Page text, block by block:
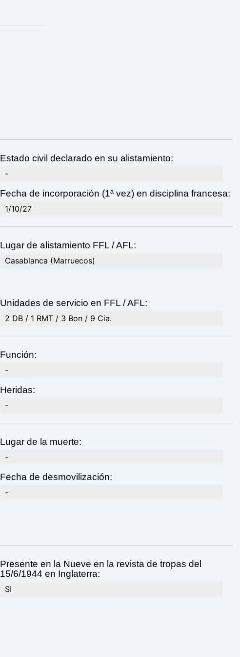
Estado civil declarado en su alistamiento:
-
Fecha de incorporación (1ª vez) en disciplina francesa:
1/10/27
Lugar de alistamiento FFL / AFL:
Casablanca (Marruecos)
Unidades de servicio en FFL / AFL:
2 DB / 1 RMT / 3 Bon / 9 Cia.
Función:
-
Heridas:
-
Lugar de la muerte:
-
Fecha de desmovilización:
-
Presente en la Nueve en la revista de tropas del
15/6/1944 en Inglaterra:
SI